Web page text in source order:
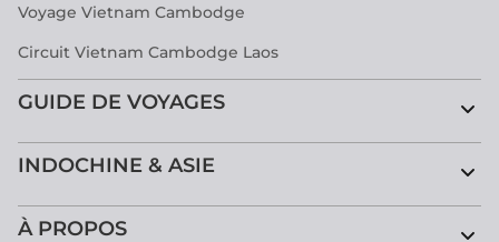
Voyage Vietnam Cambodge
Circuit Vietnam Cambodge Laos
GUIDE DE VOYAGES
INDOCHINE & ASIE
À PROPOS